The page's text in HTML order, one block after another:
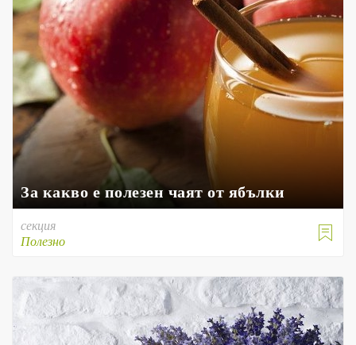
За какво е полезен чаят от ябълки

секция
Полезно